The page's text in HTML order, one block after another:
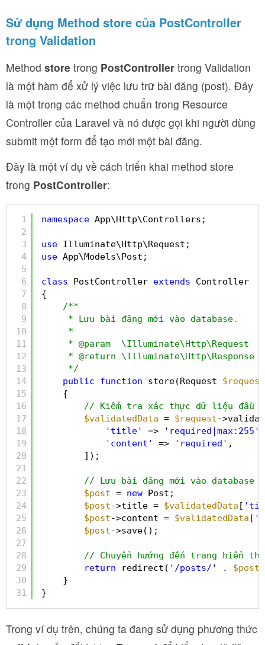
Sử dụng Method store của PostController
trong Validation
Method store trong PostController trong Validation
là một hàm để xử lý việc lưu trữ bài đăng (post). Đây
là một trong các method chuẩn trong Resource
Controller của Laravel và nó được gọi khi người dùng
submit một form để tạo mới một bài đăng.
Đây là một ví dụ về cách triển khai method store
trong PostController:
1
2
3
4
5
6
7
8
9
10
11
12
13
14
15
16
17
18
19
20
21
22
23
24
25
26
27
28
29
30
31
namespace App\Http\Controllers;
use Illuminate\Http\Request;
use App\Models\Post;
class PostController extends
Controller
{
/**
* Lưu bài đăng mới vào database.
*
* @param  \Illuminate\Http\Request
* @return \Illuminate\Http\Response
*/
public
function store(Request $request
{
// Kiểm tra xác thực dữ liệu đầu
$validatedData = $request-
'title'
=> 'required|max:255'
'content'
=> 'required' ,
]);
// Lưu bài đăng mới vào database
$post = new Post;
$post->title = $validatedData [
$post->content = $validatedData [
$post->save();
// Chuyển hướng đến trang hiển
return
redirect( '/posts/' . $post
}
}
Trong ví dụ trên, chúng ta đang sử dụng phương thức